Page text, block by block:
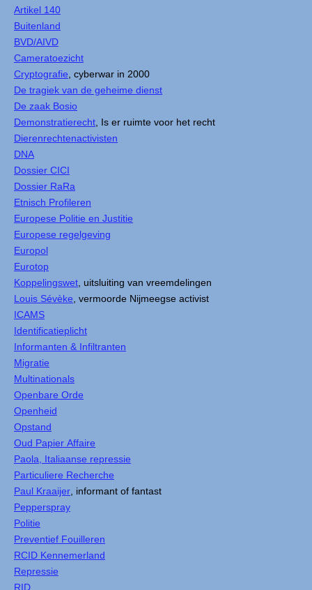
Artikel 140
Buitenland
BVD/AIVD
Cameratoezicht
Cryptografie , cyberwar in 2000
De tragiek van de geheime dienst
De zaak Bosio
Demonstratierecht , Is er ruimte voor het recht
Dierenrechtenactivisten
DNA
Dossier CICI
Dossier RaRa
Etnisch Profileren
Europese Politie en Justitie
Europese regelgeving
Europol
Eurotop
Koppelingswet , uitsluiting van vreemdelingen
Louis Sévèke , vermoorde Nijmeegse activist
ICAMS
Identificatieplicht
Informanten & Infiltranten
Migratie
Multinationals
Openbare Orde
Openheid
Opstand
Oud Papier Affaire
Paola, Italiaanse repressie
Particuliere Recherche
Paul Kraaijer , informant of fantast
Pepperspray
Politie
Preventief Fouilleren
RCID Kennemerland
Repressie
RID